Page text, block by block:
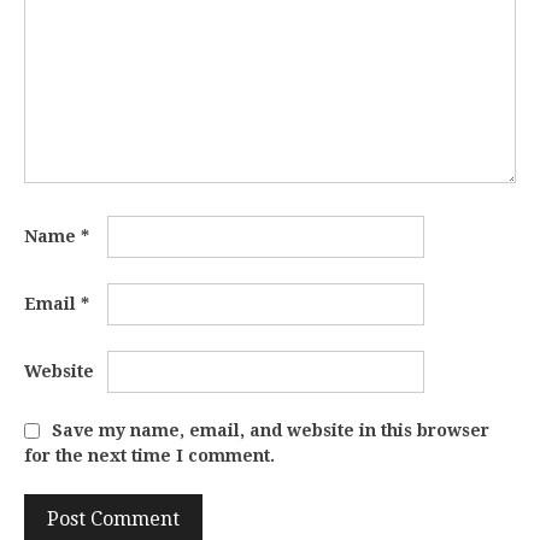
Name *
Email *
Website
Save my name, email, and website in this browser
for the next time I comment.